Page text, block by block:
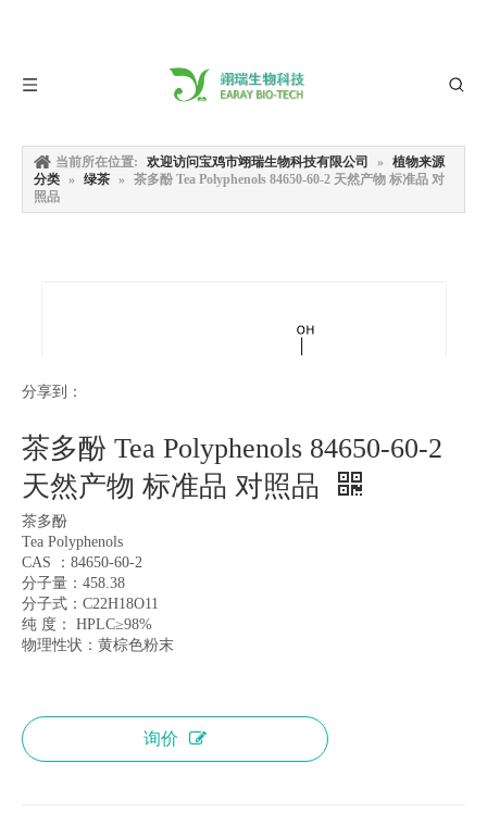
当前所在位置: 欢迎访问宝鸡市翊瑞生物科技有限公司 »
植物来源
分类 » 绿茶 »
茶多酚 Tea Polyphenols 84650-60-2 天然产物 标准品 对
照品
分享到：
茶多酚 Tea Polyphenols 84650-60-2
天然产物 标准品 对照品
茶多酚
Tea Polyphenols
CAS ：84650-60-2
分子量：458.38
分子式：C22H18O11
纯 度： HPLC≥98%
物理性状：黄棕色粉末
询价